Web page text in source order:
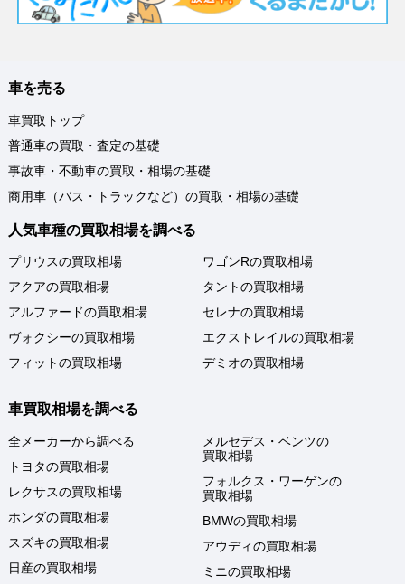
車を売る
車買取トップ
普通車の買取・査定の基礎
事故車・不動車の買取・相場の基礎
商用車（バス・トラックなど）の買取・相場の基礎
人気車種の買取相場を調べる
プリウスの買取相場
アクアの買取相場
アルファードの買取相場
ヴォクシーの買取相場
フィットの買取相場
ワゴンRの買取相場
タントの買取相場
セレナの買取相場
エクストレイルの買取相場
デミオの買取相場
車買取相場を調べる
全メーカーから調べる
トヨタの買取相場
レクサスの買取相場
ホンダの買取相場
スズキの買取相場
日産の買取相場
メルセデス・ベンツの
買取相場
フォルクス・ワーゲンの
買取相場
BMWの買取相場
アウディの買取相場
ミニの買取相場